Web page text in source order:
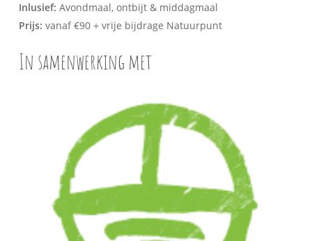
Inlusief: Avondmaal, ontbijt & middagmaal
Prijs: vanaf €90 + vrije bijdrage Natuurpunt
In samenwerking met